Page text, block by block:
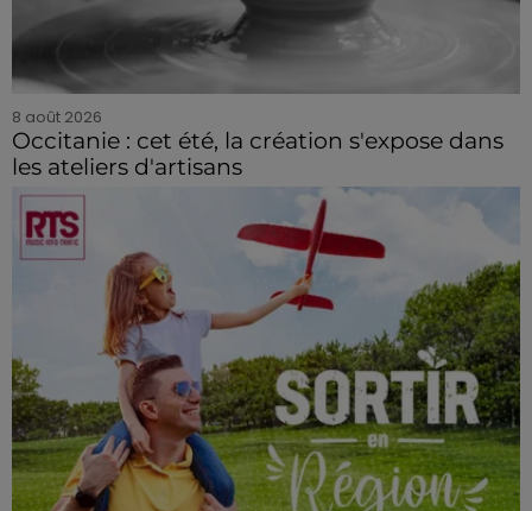
8 août 2026
Occitanie : cet été, la création s'expose dans
les ateliers d'artisans